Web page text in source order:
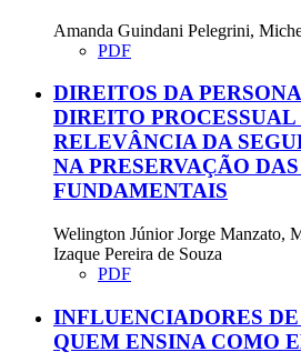
Amanda Guindani Pelegrini,
PDF
DIREITOS DA
DIREITO
RELEVÂNCIA DA
NA PRESERVAÇÃO
FUNDAMENTAIS
Welington Júnior Jorge Manzato,
Izaque Pereira de Souza
PDF
INFLUENCIADORES
QUEM ENSINA COMO